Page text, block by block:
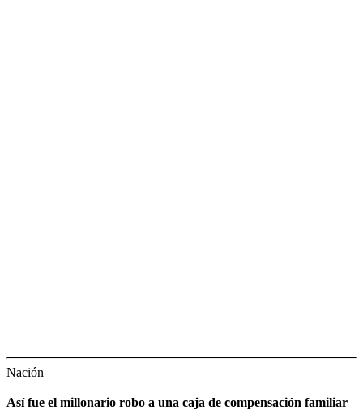
Nación
Así fue el millonario robo a una caja de compensación familiar